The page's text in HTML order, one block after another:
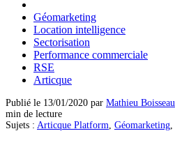
Géomarketing
Location intelligence
Sectorisation
Performance commerciale
RSE
Articque
Publié le 13/01/2020 par Mathieu Boisseau
min de lecture
Sujets : Articque Platform Géomarketing